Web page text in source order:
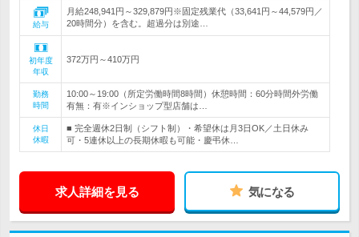
給与
月給248,941円～329,879円※固定残業代（33,641円～44,579円／
20時間分）を含む。超過分は別途…
初年度
年収
372万円～410万円
勤務
時間
10:00～19:00（所定労働時間8時間）休憩時間：60分時間外労働
有無：有※インショップ型店舗は…
休日
休暇
■ 完全週休2日制（シフト制）・希望休は月3日OK／土日休み
可・5連休以上の長期休暇も可能・慶弔休…
求人詳細を見る 気になる